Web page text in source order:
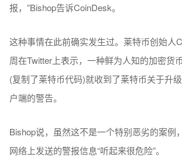
报，”Bishop告诉CoinDesk。
这种事情在此前确实发生过。莱特币创始人
周在Twitter上表示，一种鲜为人知的加密货
(复制了莱特币代码)就收到了莱特币关于升
户端的警告。
Bishop说，虽然这不是一个特别恶劣的案例
网络上发送的警报信息“听起来很危险”。